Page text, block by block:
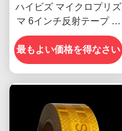
ハイビズ マイクロプリズ
マ 6インチ反射テープ ロ
ール トレーラー用防水
最もよい価格を得なさい